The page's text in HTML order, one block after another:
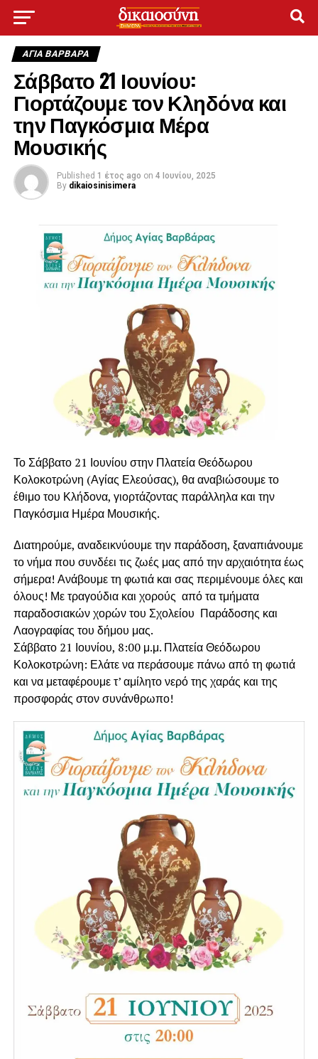
ΑΓΙΑ ΒΑΡΒΑΡΑ
Σάββατο 21 Ιουνίου:
Γιορτάζουμε τον Κληδόνα και
την Παγκόσμια Μέρα
Μουσικής
Published 1 έτος ago on 4 Ιουνίου, 2025
By dikaiosinisimera
Το Σάββατο 21 Ιουνίου στην Πλατεία Θεόδωρου
Κολοκοτρώνη (Αγίας Ελεούσας), θα αναβιώσουμε το
έθιμο του Κλήδονα, γιορτάζοντας παράλληλα και την
Παγκόσμια Ημέρα Μουσικής.
Διατηρούμε, αναδεικνύουμε την παράδοση, ξαναπιάνουμε
το νήμα που συνδέει τις ζωές μας από την αρχαιότητα έως
σήμερα! Ανάβουμε τη φωτιά και σας περιμένουμε όλες και
όλους! Με τραγούδια και χορούς από τα τμήματα
παραδοσιακών χορών του Σχολείου Παράδοσης και
Λαογραφίας του δήμου μας.
Σάββατο 21 Ιουνίου, 8:00 μ.μ. Πλατεία Θεόδωρου
Κολοκοτρώνη: Ελάτε να περάσουμε πάνω από τη φωτιά
και να μεταφέρουμε τ’ αμίλητο νερό της χαράς και της
προσφοράς στον συνάνθρωπο!